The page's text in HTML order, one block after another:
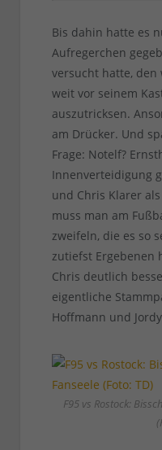
Bis dahin hatte es
Aufregerchen
versucht hatte,
weit vor seinem
auszutricksen.
am Drücker. Und
Frage: Notelf?
Innenverteidigung
und Chris Klarer
muss man am
zweifeln, die es so
zutiefst Ergebenen
Chris deutlich
eigentliche
Hoffmann und
F95 vs Rostock: